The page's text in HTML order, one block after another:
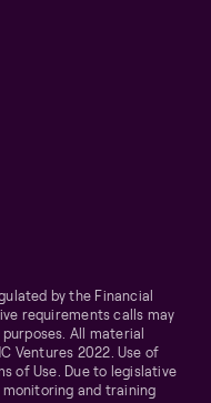
by the Financial
requirements calls may
All material
Ventures 2022. Use of
of Use. Due to legislative
and training